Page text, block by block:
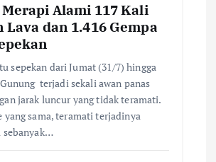
Alami 117 Kali
Lava dan 1.416 Gempa
sepekan dari Jumat (31/7) hingga
terjadi sekali awan panas
jarak luncur yang tidak teramati.
yang sama, teramati terjadinya
sebanyak…